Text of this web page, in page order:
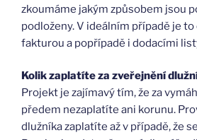
zkoumáme jakým způsobem jsou
podloženy. V ideálním případě je
fakturou a popřípadě i dodacími
Kolik zaplatíte za zveřejnění
Projekt je zajímavý tím, že za
předem nezaplatíte ani korunu.
dlužníka zaplatíte až v případě, že